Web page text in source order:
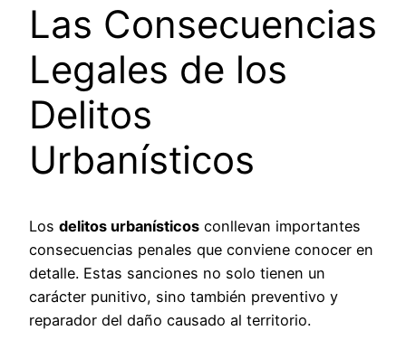
Las Consecuencias
Legales de los
Delitos
Urbanísticos
Los delitos urbanísticos conllevan importantes
consecuencias penales que conviene conocer en
detalle. Estas sanciones no solo tienen un
carácter punitivo, sino también preventivo y
reparador del daño causado al territorio.